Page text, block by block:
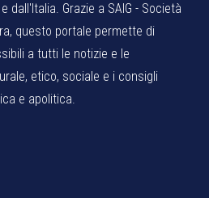
dall'Italia. Grazie a SAIG - Società
questo portale permette di
a tutti le notizie e le
etico, sociale e i consigli
e apolitica.